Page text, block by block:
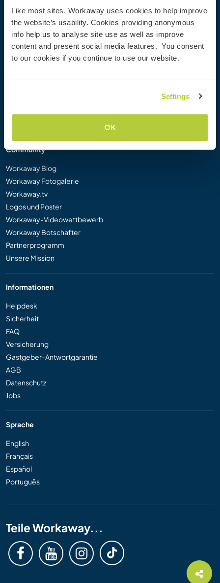
Like most sites, Workaway uses cookies to help improve
the website’s usability. Cookies providing anonymous
info help us to analyse site use as well as improve
content and present social media features. You consent
to our cookies if you continue to use our website.
Settings
OK
Workaway
Gastgeber finden
Informationen für Gastgeber
Als Workawayer registrieren
Community
Workaway Blog
Workaway Fotogalerie
Workaway.tv
Logos und Poster
Workaway-Videowettbewerb
Workaway Botschafter
Partnerprogramm
Unsere Mission
Informationen
Helpdesk
Sicherheit
FAQ
Versicherung
Gastgeber-Antwortgarantie
AGB
Datenschutz
Jobs
Sprache
English
Français
Español
Português
Teile Workaway...